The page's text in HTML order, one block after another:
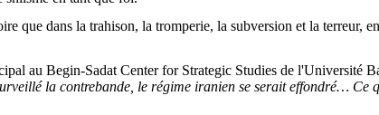
que dans la trahison, la tromperie, la subversion et la terreur,
au Begin-Sadat Center for Strategic Studies de l'Université
la contrebande, le régime iranien se serait effondré… Ce